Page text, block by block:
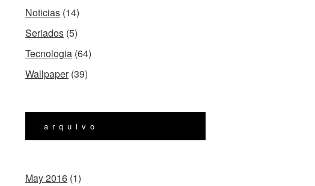
Noticias (14)
Seriados (5)
Tecnologia (64)
Wallpaper(39)
arquivo
May 2016 (1)